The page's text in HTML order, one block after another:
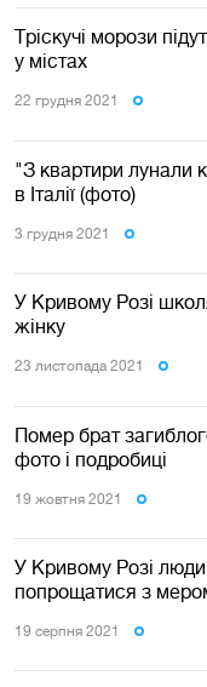
Тріскучі морози
у містах
22 грудня 2021
"З квартири лунали
в Італії (фото)
3 грудня 2021
У Кривому Розі
жінку
23 листопада 2021
Помер брат
фото і подробиці
19 жовтня 2021
У Кривому Розі люди
попрощатися з
19 серпня 2021